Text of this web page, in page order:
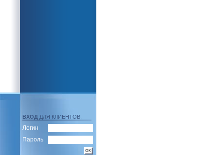
ВХОД ДЛЯ КЛИЕНТОВ:
Логин
Пароль